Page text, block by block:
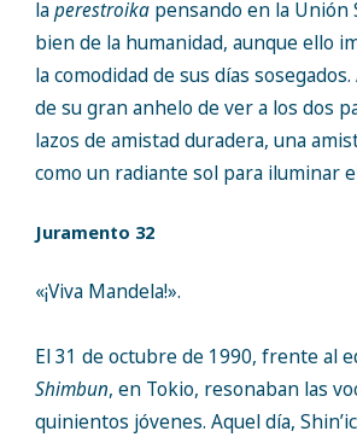
laperestroikapensando en la Unión
bien de la humanidad, aunque ello
la comodidad de sus días
de su gran anhelo de ver a los dos
lazos de amistad duradera, una
como un radiante sol para iluminar
Juramento 32
«¡Viva Mandela!».
El 31 de octubre de 1990, frente al
Shimbun, en Tokio, resonaban las
quinientos jóvenes. Aquel día,